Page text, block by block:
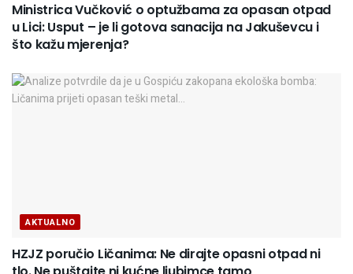
Ministrica Vučković o optužbama za opasan otpad
u Lici: Usput – je li gotova sanacija na Jakuševcu i
što kažu mjerenja?
AKTUALNO
HZJZ poručio Ličanima: Ne dirajte opasni otpad ni